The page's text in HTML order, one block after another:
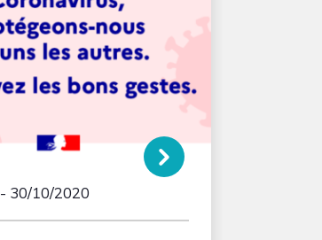
- 30/10/2020